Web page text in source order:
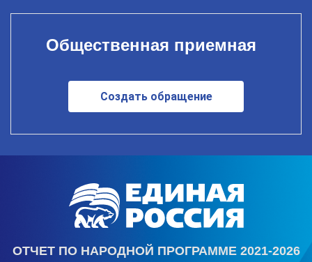
Общественная приемная
Создать обращение
ОТЧЕТ ПО НАРОДНОЙ ПРОГРАММЕ 2021-2026